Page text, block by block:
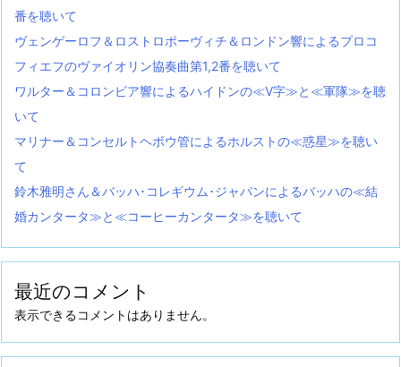
番を聴いて
ヴェンゲーロフ＆ロストロポーヴィチ＆ロンドン響によるプロコ
フィエフのヴァイオリン協奏曲第1,2番を聴いて
ワルター＆コロンビア響によるハイドンの≪V字≫と≪軍隊≫を聴
いて
マリナー＆コンセルトヘボウ管によるホルストの≪惑星≫を聴い
て
鈴木雅明さん＆バッハ･コレギウム･ジャパンによるバッハの≪結
婚カンタータ≫と≪コーヒーカンタータ≫を聴いて
最近のコメント
表示できるコメントはありません。